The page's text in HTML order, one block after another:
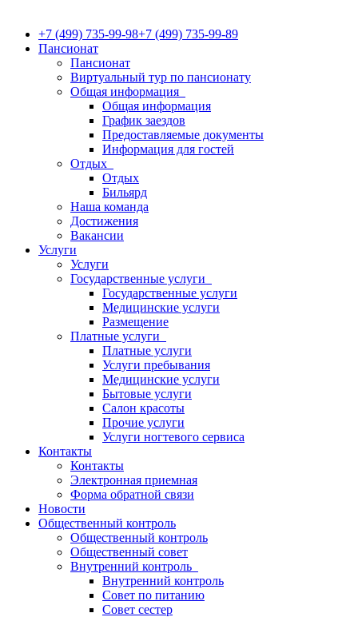
+7 (499) 735-99-98+7 (499) 735-99-89
Пансионат
Пансионат
Виртуальный тур по пансионату
Общая информация
Общая информация
График заездов
Предоставляемые документы
Информация для гостей
Отдых
Отдых
Бильярд
Наша команда
Достижения
Вакансии
Услуги
Услуги
Государственные услуги
Государственные услуги
Медицинские услуги
Размещение
Платные услуги
Платные услуги
Услуги пребывания
Медицинские услуги
Бытовые услуги
Салон красоты
Прочие услуги
Услуги ногтевого сервиса
Контакты
Контакты
Электронная приемная
Форма обратной связи
Новости
Общественный контроль
Общественный контроль
Общественный совет
Внутренний контроль
Внутренний контроль
Совет по питанию
Совет сестер